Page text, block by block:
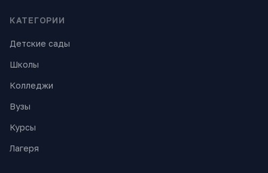
КАТЕГОРИИ
Детские сады
Школы
Колледжи
Вузы
Курсы
Лагеря